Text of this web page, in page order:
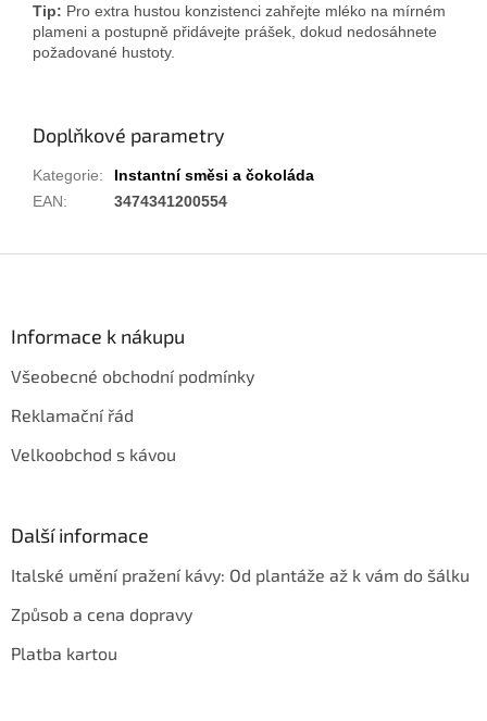
Tip: Pro extra hustou konzistenci zahřejte mléko na mírném
plameni a postupně přidávejte prášek, dokud nedosáhnete
požadované hustoty.
Doplňkové parametry
Kategorie:
Instantní směsi a čokoláda
EAN: 3474341200554
Informace k nákupu
Všeobecné obchodní podmínky
Reklamační řád
Velkoobchod s kávou
Další informace
Italské umění pražení kávy: Od plantáže až k vám do šálku
Způsob a cena dopravy
Platba kartou